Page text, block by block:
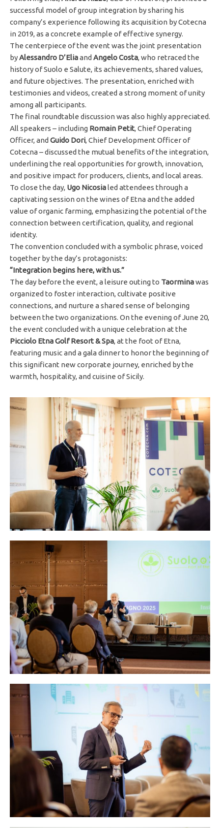
successful model of group integration by sharing his
company’s experience following its acquisition by Cotecna
in 2019, as a concrete example of effective synergy.
The centerpiece of the event was the joint presentation
byAlessandro D’Eliaand Angelo Costa, who retraced the
history of Suolo e Salute, its achievements, shared values,
and future objectives. The presentation, enriched with
testimonies and videos, created a strong moment of unity
among all participants.
The final roundtable discussion was also highly appreciated.
All speakers – including Romain Petit, Chief Operating
Officer, and Guido Dori, Chief Development Officer of
Cotecna – discussed the mutual benefits of the integration,
underlining the real opportunities for growth, innovation,
and positive impact for producers, clients, and local areas.
To close the day, Ugo Nicosialed attendees through a
captivating session on the wines of Etna and the added
value of organic farming, emphasizing the potential of the
connection between certification, quality, and regional
identity.
The convention concluded with a symbolic phrase, voiced
together by the day’s protagonists:
“Integration begins here, with us.”
The day before the event, a leisure outing to Taorminawas
organized to foster interaction, cultivate positive
connections, and nurture a shared sense of belonging
between the two organizations. On the evening of June 20,
the event concluded with a unique celebration at the
Picciolo Etna Golf Resort & Spa, at the foot of Etna,
featuring music and a gala dinner to honor the beginning of
this significant new corporate journey, enriched by the
warmth, hospitality, and cuisine of Sicily.